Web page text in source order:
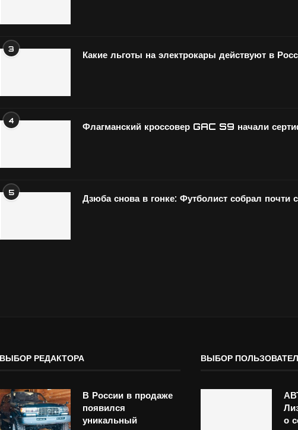
3
Какие льготы на электрокары действуют в
4
Флагманский кроссовер GAC S9 начали
5
Дзюба снова в гонке: Футболист собрал
ВЫБОР РЕДАКТОРА
В России в продаже
появился
уникальный
ВЫБОР
о